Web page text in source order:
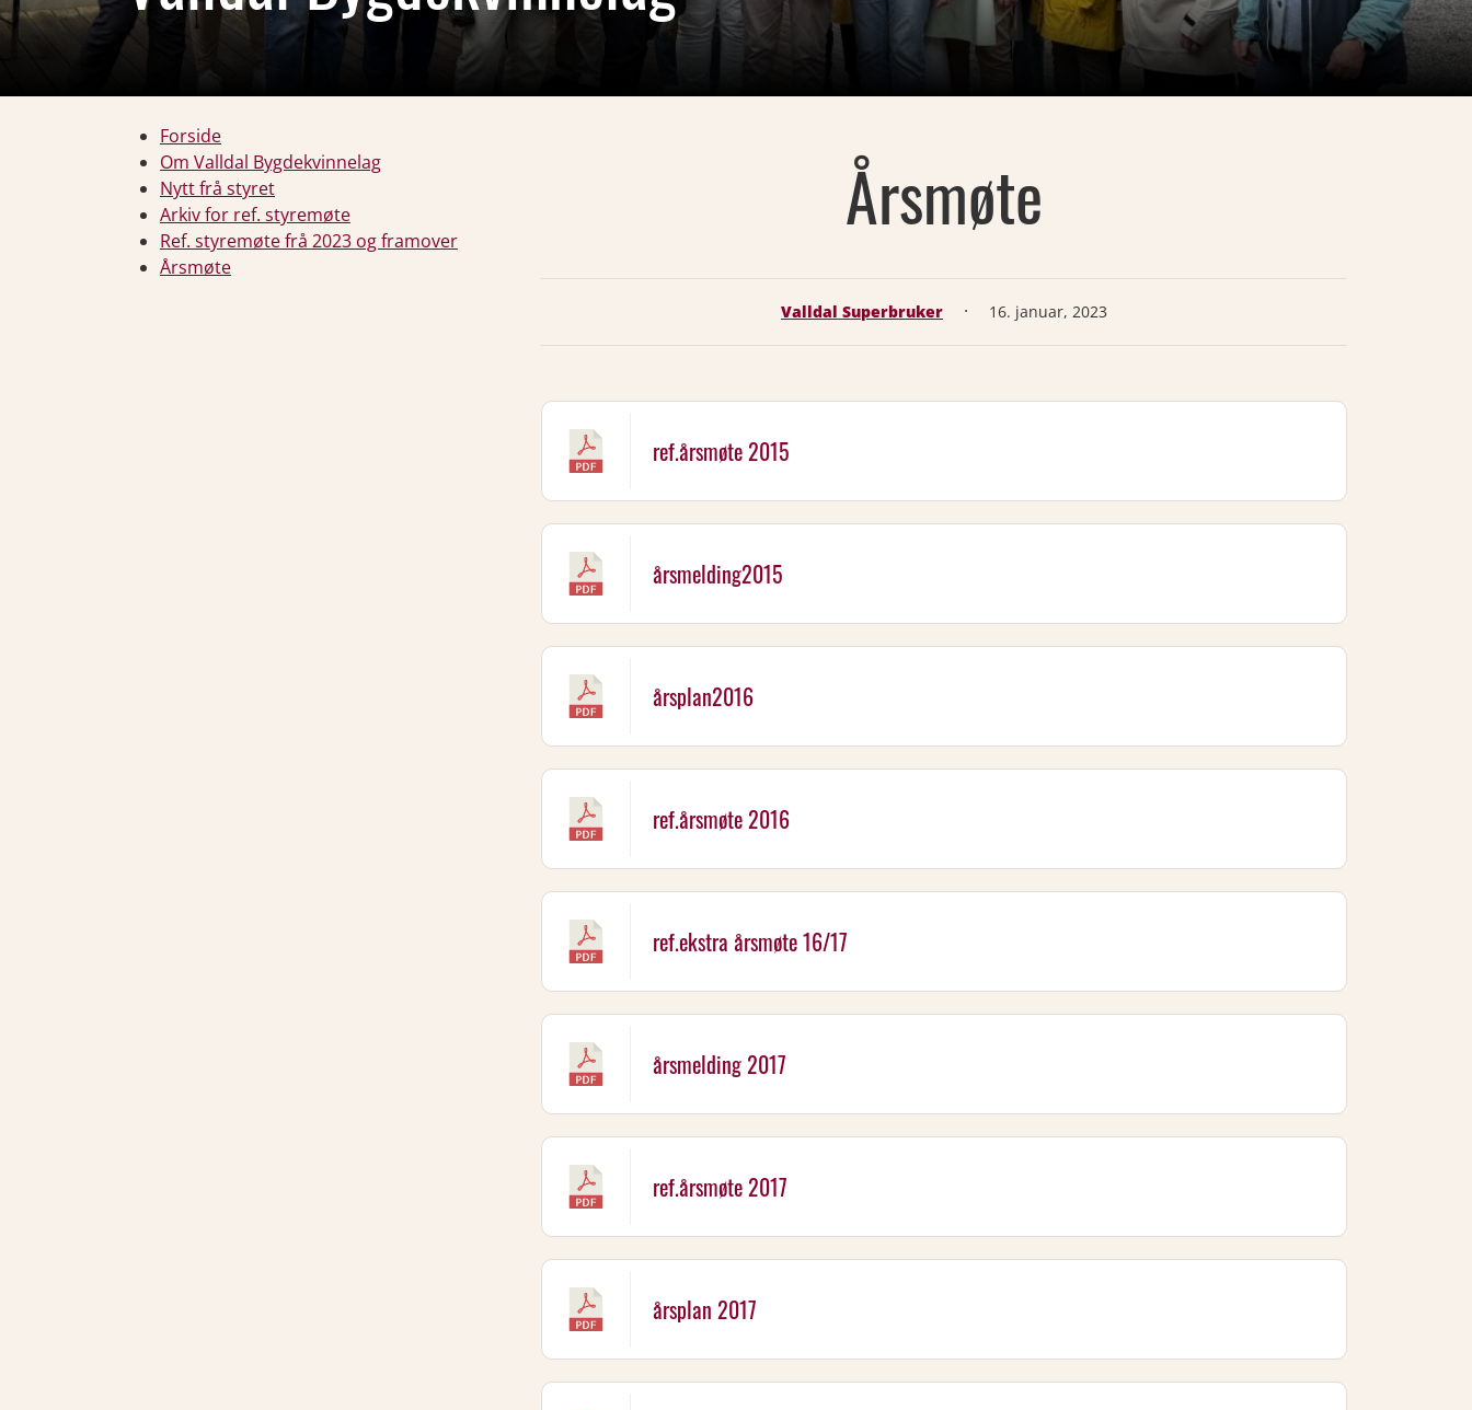
Forside
Om Valldal Bygdekvinnelag
Nytt frå styret
Arkiv for ref. styremøte
Ref. styremøte frå 2023 og framover
Årsmøte
Årsmøte
Valldal Superbruker · 16. januar, 2023
ref.årsmøte 2015
årsmelding2015
årsplan2016
ref.årsmøte 2016
ref.ekstra årsmøte 16/17
årsmelding 2017
ref.årsmøte 2017
årsplan 2017